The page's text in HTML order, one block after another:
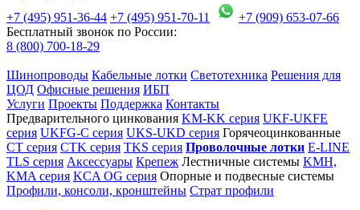
+7 (495) 951-36-44 +7 (495) 951-70-11
+7 (909) 653-07-66
Бесплатный звонок по России:
8 (800) 700-18-29
Шинопроводы Кабельные лотки Светотехника Решения для
ЦОД Офисные решения ИБП
Услуги Проекты Поддержка Контакты
Предварительного цинкования KM-KK серия UKF-UKFE
серия UKFG-C серия UKS-UKD серия Горячеоцинкованные
CT серия CTK серия TKS серия Проволочные лотки E-LINE
TLS серия Аксессуары Крепеж Лестничные системы KMH,
KMA серия KCA OG серия Опорные и подвесные системы
Профили, консоли, кронштейны Страт профили